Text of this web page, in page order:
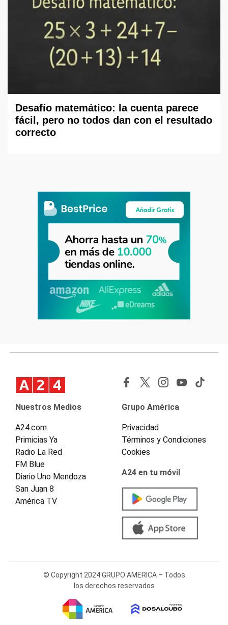
Desafío matemático: la cuenta parece
fácil, pero no todos dan con el resultado
correcto
Nuestros Medios
A24.com
Primicias Ya
Radio La Red
FM Blue
Diario Uno Mendoza
San Juan 8
América TV
Grupo América
Privacidad
Términos y Condiciones
Cookies
A24 en tu móvil
© Copyright 2024 GRUPO AMERICA – Todos
los derechos reservados